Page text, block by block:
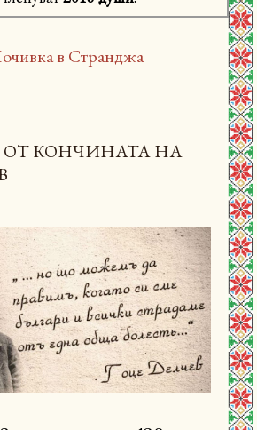
ОТ КОНЧИНАТА НА